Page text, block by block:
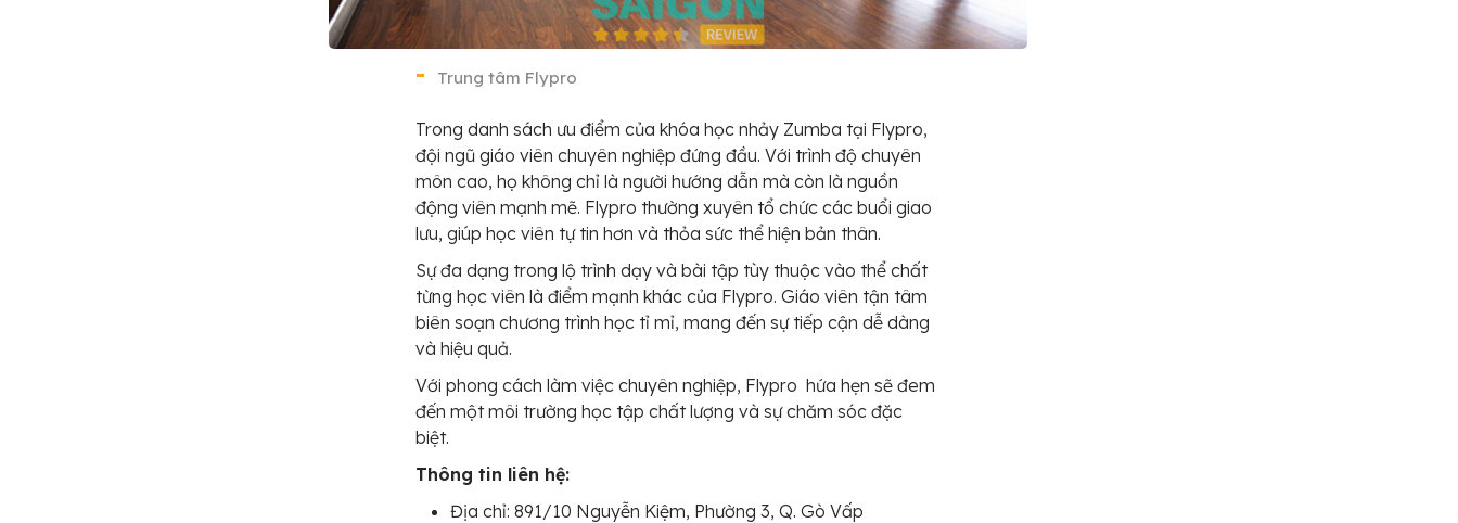
Trung tâm Flypro
Trong danh sách ưu điểm của khóa học nhảy Zumba tại Flypro,
đội ngũ giáo viên chuyên nghiệp đứng đầu. Với trình độ chuyên
môn cao, họ không chỉ là người hướng dẫn mà còn là nguồn
động viên mạnh mẽ. Flypro thường xuyên tổ chức các buổi giao
lưu, giúp học viên tự tin hơn và thỏa sức thể hiện bản thân.
Sự đa dạng trong lộ trình dạy và bài tập tùy thuộc vào thể chất
từng học viên là điểm mạnh khác của Flypro. Giáo viên tận tâm
biên soạn chương trình học tỉ mỉ, mang đến sự tiếp cận dễ dàng
và hiệu quả.
Với phong cách làm việc chuyên nghiệp, Flypro hứa hẹn sẽ đem
đến một môi trường học tập chất lượng và sự chăm sóc đặc
biệt.
Thông tin liên hệ:
Địa chỉ: 891/10 Nguyễn Kiệm, Phường 3, Q. Gò Vấp